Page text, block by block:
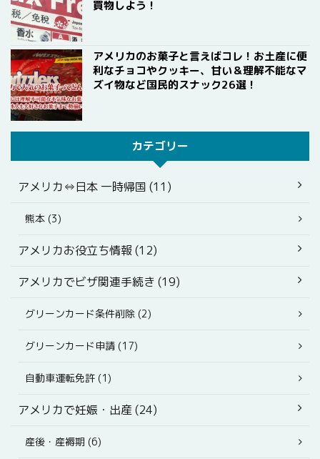
買物しよう！
アメリカのお菓子と言えばコレ！お土産に便
利なチョコやクッキー、甘い＆理解不能なマ
ズイ物など国民的スナック26選！
カテゴリー
アメリカ⇔日本 一時帰国 (11)
熊本 (3)
アメリカお役立ち情報 (12)
アメリカでビザ関連手続き (19)
グリーンカード条件削除 (2)
グリーンカード申請 (17)
自動車運転免許 (1)
アメリカで妊娠・出産 (24)
産後・産褥期 (6)